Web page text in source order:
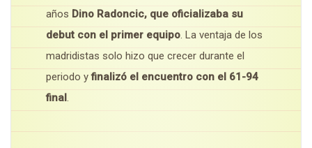
años Dino Radoncic, que oficializaba su
debut con el primer equipo. La ventaja de los
madridistas solo hizo que crecer durante el
periodo yfinalizó el encuentro con el 61-94
final.